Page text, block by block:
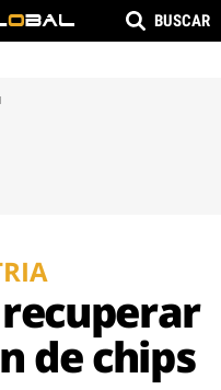
BUSCAR
recuperar
de chips